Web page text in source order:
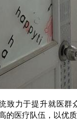
致力于提升就医群
的医疗队伍，以优